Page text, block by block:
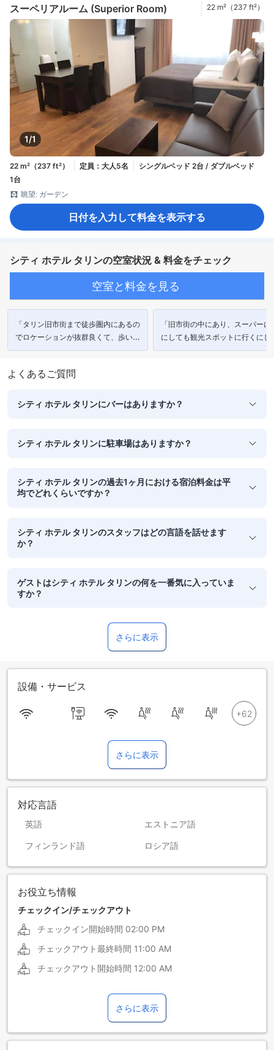
スーペリアルーム (Superior Room) 22 m²（237 ft²）
1/1
22 m²（237 ft²） 定員：大人5名
シングルベッド 2台 / ダブルベッド
1台
眺望: ガーデン
日付を入力して料金を表示する
シティ ホテル タリンの空室状況 & 料金をチェック
空室と料金を見る
「タリン旧市街まで徒歩圏内にあるの
でロケーションが抜群良くて、歩いて
楽しかったんでした。」
「旧市街の中にあり、スーパーに
にしても観光スポットに行くにし
便利でした。」
よくあるご質問
シティ ホテル タリンにバーはありますか？
シティ ホテル タリンに駐車場はありますか？
シティ ホテル タリンの過去1ヶ月における宿泊料金は平
均でどれくらいですか？
シティ ホテル タリンのスタッフはどの言語を話せます
か？
ゲストはシティ ホテル タリンの何を一番気に入っていま
すか？
さらに表示
設備・サービス
さらに表示
対応言語
英語 エストニア語
フィンランド語 ロシア語
お役立ち情報
チェックイン/チェックアウト
チェックイン開始時間 02:00 PM
チェックアウト最終時間 11:00 AM
チェックアウト開始時間 12:00 AM
さらに表示